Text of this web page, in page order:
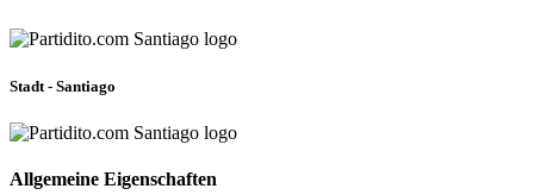
Stadt - Santiago
Allgemeine Eigenschaften